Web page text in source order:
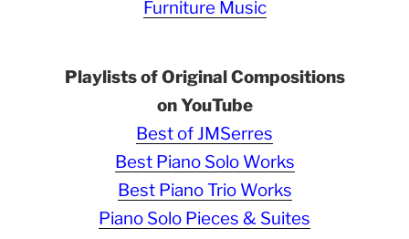
Furniture Music
Playlists of Original Compositions
on YouTube
Best of JMSerres
Best Piano Solo Works
Best Piano Trio Works
Piano Solo Pieces & Suites